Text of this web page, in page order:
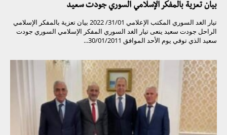
بيان تعزية بالمفكر الإسلامي السوري جودت سعيد
تيار الغد السوري المكتب الإعلامي 31/01/ 2022 بيان تعزية بالمفكر الإسلامي
الراحل جودت سعيد ينعى تيار الغد السوري المفكر الإسلامي السوري جودت
سعيد الذي توفي يوم الأحد الموافق 30/01/2011...